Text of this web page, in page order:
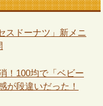
スドーナツ」新メニ
！100均で「ベビー
が段違いだった！